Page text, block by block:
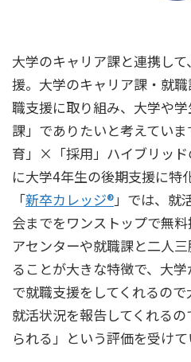
大学のキャリア課と連携し
援。大学のキャリア課・就
職支援に取り組み、大学や
課」でありたいと考えてい
育」×「採用」ハイブリッ
に大学4年生の後期支援に特
「新卒カレッジ®」では、就
会までをワンストップで無
アセンターや就職課と二人
ることが大きな特徴で、大
で就職支援をしてくれるの
就活状況を報告してくれる
られる」 という評価を受けて